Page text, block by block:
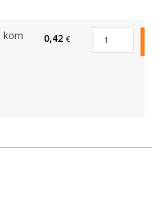
kom 0,42 €